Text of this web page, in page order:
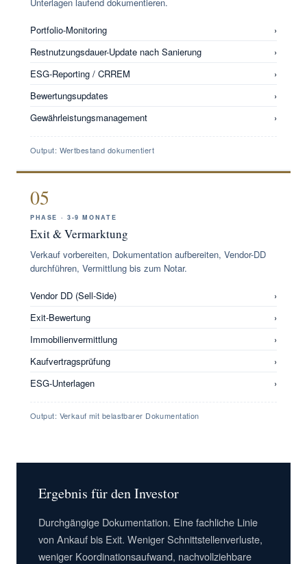
Portfolio-Monitoring
›
Restnutzungsdauer-Update nach Sanierung
›
ESG-Reporting / CRREM
›
Bewertungsupdates
›
Gewährleistungsmanagement
›
Output: Wertbestand dokumentiert
05
PHASE · 3-9 MONATE
Exit & Vermarktung
Verkauf vorbereiten, Dokumentation aufbereiten, Vendor-DD
durchführen, Vermittlung bis zum Notar.
Vendor DD (Sell-Side)
›
Exit-Bewertung
›
Immobilienvermittlung
›
Kaufvertragsprüfung
›
ESG-Unterlagen
›
Output: Verkauf mit belastbarer Dokumentation
Ergebnis für den Investor
Durchgängige Dokumentation. Eine fachliche Linie
von Ankauf bis Exit. Weniger Schnittstellenverluste,
weniger Koordinationsaufwand, nachvollziehbare